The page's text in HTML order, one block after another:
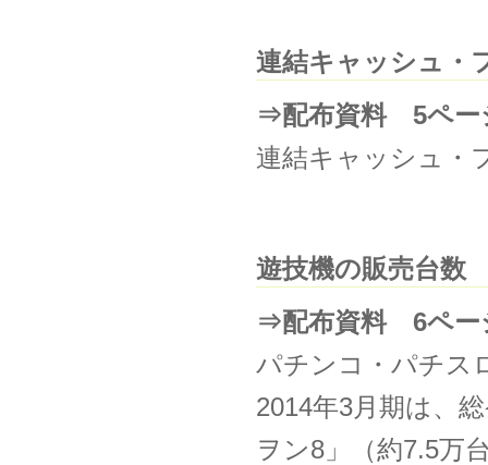
連結キャッシュ・
⇒配布資料 5ペー
連結キャッシュ・
遊技機の販売台数
⇒配布資料 6ペー
パチンコ・パチス
2014年3月期は、
ヲン8」（約7.5万